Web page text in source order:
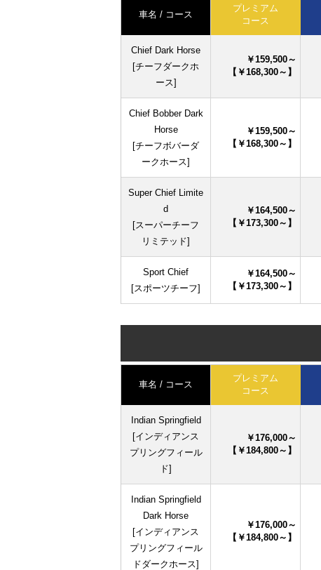
車名 / コース
プレミアム
コース
Chief Dark Horse
[チーフダークホ
ース]
￥159,500～
【￥168,300～】
Chief Bobber Dark
Horse
[チーフボバーダ
ークホース]
￥159,500～
【￥168,300～】
Super Chief Limite
d
[スーパーチーフ
リミテッド]
￥164,500～
【￥173,300～】
Sport Chief
[スポーツチーフ]
￥164,500～
【￥173,300～】
車名 / コース
プレミアム
コース
Indian Springfield
[インディアンス
プリングフィール
ド]
￥176,000～
【￥184,800～】
Indian Springfield
Dark Horse
[インディアンス
プリングフィール
ドダークホース]
￥176,000～
【￥184,800～】